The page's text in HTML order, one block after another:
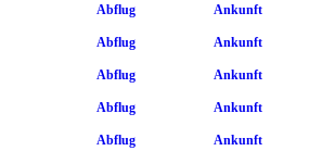
Abflug Ankunft
Abflug Ankunft
Abflug Ankunft
Abflug Ankunft
Abflug Ankunft